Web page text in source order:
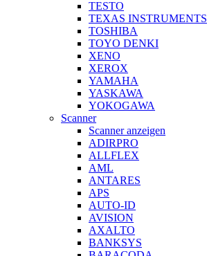
TESTO
TEXAS INSTRUMENTS
TOSHIBA
TOYO DENKI
XENO
XEROX
YAMAHA
YASKAWA
YOKOGAWA
Scanner
Scanner anzeigen
ADIRPRO
ALLFLEX
AML
ANTARES
APS
AUTO-ID
AVISION
AXALTO
BANKSYS